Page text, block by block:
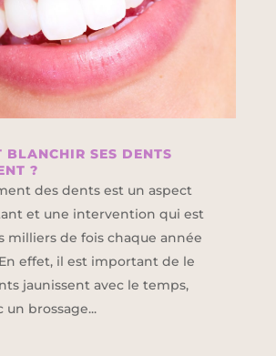
BLANCHIR SES DENTS
?
des dents est un aspect
et une intervention qui est
milliers de fois chaque année
effet, il est important de le
jaunissent avec le temps,
un brossage...